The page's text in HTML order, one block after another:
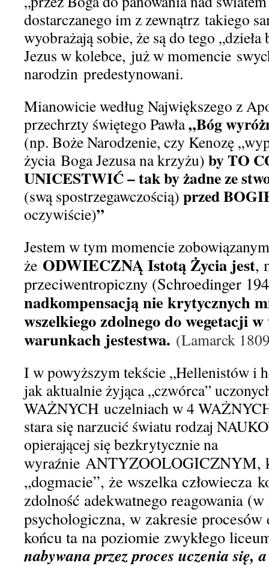
dostarczanego im z zewnątrz takiego
wyobrażają sobie, że są do tego
Jezus w kolebce, już w momencie swy
narodzin predestynowani.
Mianowiciewedług Największego z
przechrzty świętego Pawła„Bóg
(np. Boże Narodzenie, czy Kenozę
życia BogaJezusa na krzyżu) by TO
UNICESTWIĆ – tak by żadne ze
(swą spostrzegawczością) przed
oczywiście)”
Jestem w tymmomenciez
że ODWIECZNĄ Istotą Życia jest,
przeciwentropiczny (Schroedinger
nadkompensacją nie krytycznych
wszelkiego zdolnego do wegetacji
warunkach jestestwa. (Lamarck
I w powyższym tekście „Hellenistów i
jak aktualnieżyjąca „czwórca”
WAŻNYCH uczelniach w 4 WAŻ
stara się narzucić światu rodzaj
opierającej siębezkrytyczniena
wyraźnie ANTYZOOLOGICZNYM,
„dogmacie”, że wszelka człowiecza
zdolność adekwatnego reagowania (w
psychologiczna, w zakresie
końcu ta na poziomie zwykłego
nabywanaprzez proces uczenia się,